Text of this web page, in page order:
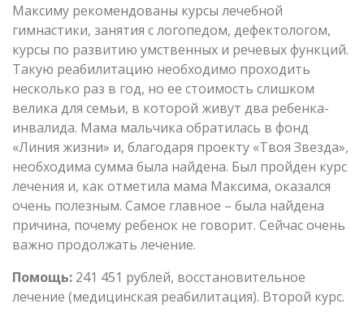
Максиму рекомендованы курсы лечебной
гимнастики, занятия с логопедом, дефектологом,
курсы по развитию умственных и речевых функций.
Такую реабилитацию необходимо проходить
несколько раз в год, но ее стоимость слишком
велика для семьи, в которой живут два ребенка-
инвалида. Мама мальчика обратилась в фонд
«Линия жизни» и, благодаря проекту «Твоя Звезда»,
необходима сумма была найдена. Был пройден курс
лечения и, как отметила мама Максима, оказался
очень полезным. Самое главное – была найдена
причина, почему ребенок не говорит. Сейчас очень
важно продолжать лечение.
Помощь: 241 451 рублей, восстановительное
лечение (медицинская реабилитация). Второй курс.